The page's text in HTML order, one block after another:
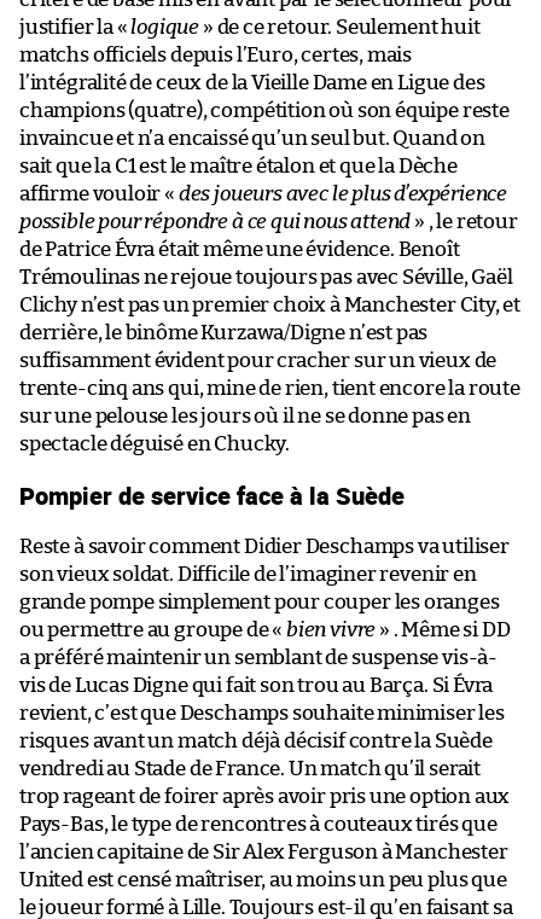
justifier la « logique » de ce retour. Seulement huit
matchs officiels depuis l’Euro, certes, mais
l’intégralité de ceux de la Vieille Dame en Ligue des
champions (quatre), compétition où son équipe reste
invaincue et n’a encaissé qu’un seul but. Quand on
sait que la C1 est le maître étalon et que la Dèche
affirme vouloir « des joueurs avec le plus d’expérience
possible pour répondre à ce qui nous attend » , le retour
de Patrice Évra était même une évidence. Benoît
Trémoulinas ne rejoue toujours pas avec Séville, Gaël
Clichy n’est pas un premier choix à Manchester City, et
derrière, le binôme Kurzawa/Digne n’est pas
suffisamment évident pour cracher sur un vieux de
trente-cinq ans qui, mine de rien, tient encore la route
sur une pelouse les jours où il ne se donne pas en
spectacle déguisé en Chucky.
Pompier de service face à la Suède
Reste à savoir comment Didier Deschamps va utiliser
son vieux soldat. Difficile de l’imaginer revenir en
grande pompe simplement pour couper les oranges
ou permettre au groupe de « bien vivre » . Même si DD
a préféré maintenir un semblant de suspense vis-à-
vis de Lucas Digne qui fait son trou au Barça. Si Évra
revient, c’est que Deschamps souhaite minimiser les
risques avant un match déjà décisif contre la Suède
vendredi au Stade de France. Un match qu’il serait
trop rageant de foirer après avoir pris une option aux
Pays-Bas, le type de rencontres à couteaux tirés que
l’ancien capitaine de Sir Alex Ferguson à Manchester
United est censé maîtriser, au moins un peu plus que
le joueur formé à Lille. Toujours est-il qu’en faisant sa